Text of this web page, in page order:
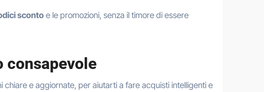
sconto e le promozioni, senza il timore di essere
consapevole
chiare e aggiornate, per aiutarti a fare acquisti intelligenti e